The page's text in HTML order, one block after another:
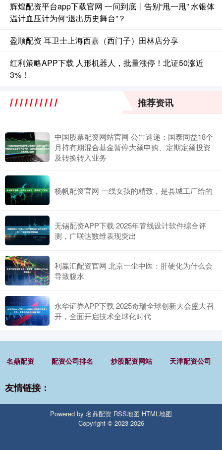
辉煌配资平台app下载官网 一问到底丨告别“甩一甩” 水银体
温计血压计为何“退出历史舞台”？
盈顺配资 耳卫士上海西嘉（西门子）田林店分享
红利策略APP下载 人形机器人，批量涨停！北证50涨近
3%！
推荐资讯
中国股票配资网站官网 公告速递：国泰同益18个
月持有期混合基金暂停大额申购、定期定额投资
及转换转入业务
杨帆配资官网 一线女孩的精致，是县城工厂给的
无锡配资APP下载 2025年管线设计软件综合评
测，广联达数维表现突出
利赢汇配资官网 北京一尘中医：肝硬化为什么会
导致腹水
永华证券APP下载 2025奇瑞全球创新大会盛大召
开，全面开启技术全球化时代
名鼎配资 配资公司排名 炒股配资网站 天津配资公司
友情链接：
Powered by 名鼎配资 RSS地图 HTML地图
Copyright © 2023-2026